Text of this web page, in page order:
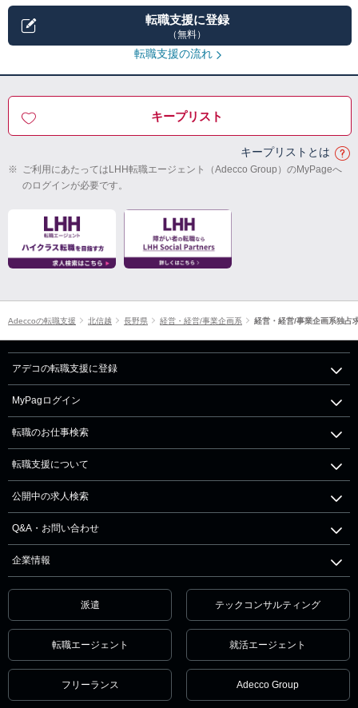
転職支援に登録
（無料）
転職支援の流れ
キープリスト
キープリストとは
※ ご利用にあたってはLHH転職エージェント（Adecco Group）のMyPageへ
のログインが必要です。
Adeccoの転職支援 北信越 長野県 経営・経営/事業企画系 経営・経営/事業企画系独占
アデコの転職支援に登録
MyPagログイン
転職のお仕事検索
転職支援について
公開中の求人検索
Q&A・お問い合わせ
企業情報
派遣 テックコンサルティング
転職エージェント 就活エージェント
フリーランス Adecco Group